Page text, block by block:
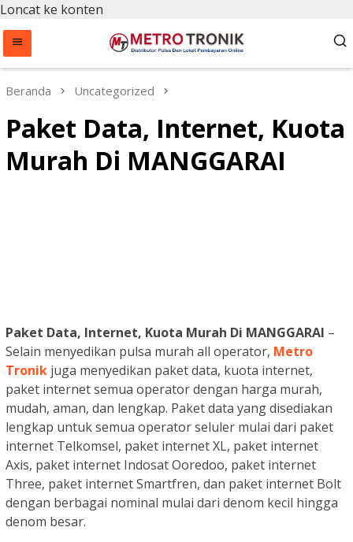
Loncat ke konten
Beranda Uncategorized
Paket Data, Internet, Kuota
Murah Di MANGGARAI
Paket Data, Internet, Kuota Murah Di MANGGARAI –
Selain menyedikan pulsa murah all operator, Metro
Tronik juga menyedikan paket data, kuota internet,
paket internet semua operator dengan harga murah,
mudah, aman, dan lengkap. Paket data yang disediakan
lengkap untuk semua operator seluler mulai dari paket
internet Telkomsel, paket internet XL, paket internet
Axis, paket internet Indosat Ooredoo, paket internet
Three, paket internet Smartfren, dan paket internet Bolt
dengan berbagai nominal mulai dari denom kecil hingga
denom besar.